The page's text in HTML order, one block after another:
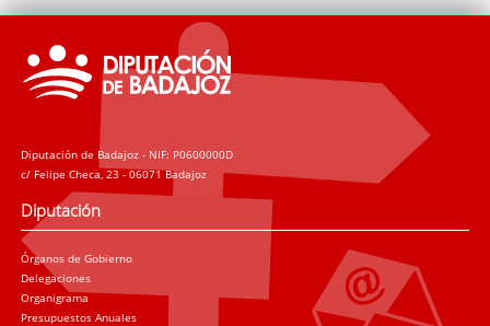
Diputación de Badajoz - NIF: P0600000D
c/ Felipe Checa, 23 - 06071 Badajoz
Diputación
Órganos de Gobierno
Delegaciones
Organigrama
Presupuestos Anuales